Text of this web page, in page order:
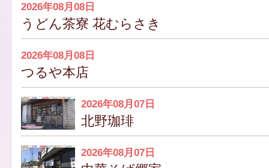
2026年08月08日
うどん茶寮 花むらさき
2026年08月08日
つるや本店
2026年08月07日
北野珈琲
2026年08月07日